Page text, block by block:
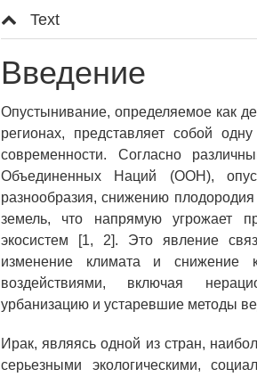
Text
Введение
Опустынивание, определяемое как
регионах, представляет собой
современности. Согласно
Объединенных Наций (ООН),
разнообразия, снижению плодородия
земель, что напрямую угрожает
экосистем [1, 2]. Это явление
изменение климата и снижение
воздействиями, включая
урбанизацию и устаревшие методы
Ирак, являясь одной из стран,
серьезными экологическими,